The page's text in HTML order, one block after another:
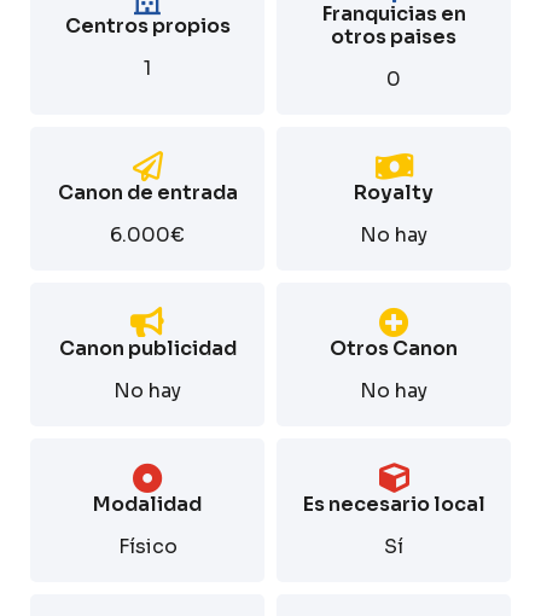
Centros propios
1
Franquicias en
otros paises
0
Canon de entrada
6.000€
Royalty
No hay
Canon publicidad
No hay
Otros Canon
No hay
Modalidad
Físico
Es necesario local
Sí